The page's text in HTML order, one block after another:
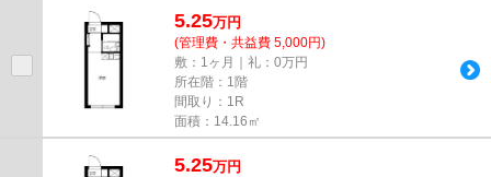
5.25万円
(管理費・共益費 5,000円)
敷：1ヶ月｜礼：0万円
所在階：1階
間取り：1R
面積：14.16㎡
5.25万円